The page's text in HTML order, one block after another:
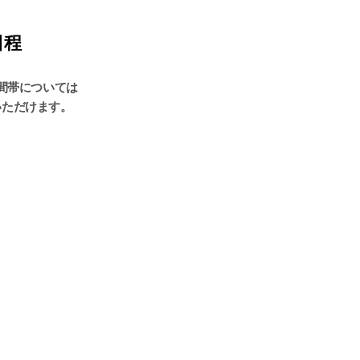
帯については
だけます。